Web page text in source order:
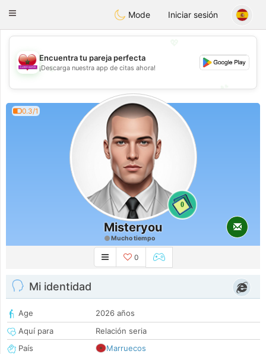
Maroc Dating
Toggle
Mode Iniciar sesión
💖
💕
💕
Encuentra tu pareja perfecta
¡Descarga nuestra app de citas ahora!
0.3/1
0
Misteryou
Mucho tiempo
0
Mi identidad
Age
2026 años
Aquí para
Relación seria
País
Marruecos